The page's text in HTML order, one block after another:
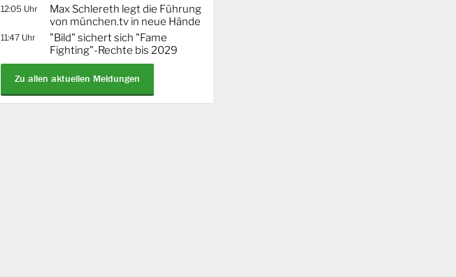
12:05 Uhr
Max Schlereth legt die Führung
von münchen.tv in neue Hände
11:47 Uhr
"Bild" sichert sich "Fame
Fighting"-Rechte bis 2029
Zu allen aktuellen Meldungen